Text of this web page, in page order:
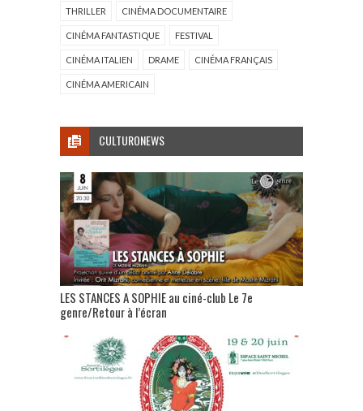
THRILLER CINÉMA DOCUMENTAIRE
CINÉMA FANTASTIQUE FESTIVAL
CINÉMA ITALIEN DRAME CINÉMA FRANÇAIS
CINÉMA AMERICAIN
CULTURONEWS
LES STANCES A SOPHIE au ciné-club Le 7e
genre/Retour à l’écran